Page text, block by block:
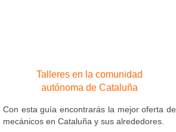
Talleres en la comunidad
autónoma de Cataluña
Con esta guía encontrarás la mejor oferta de
mecánicos en Cataluña y sus alrededores.